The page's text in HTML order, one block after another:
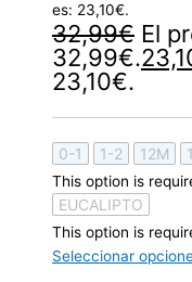
es: 23,10€.
32,99€ El
32,99€.
23,10€.
0-1 1-2 12M
This option is
EUCALIPTO
This option is
Seleccionar